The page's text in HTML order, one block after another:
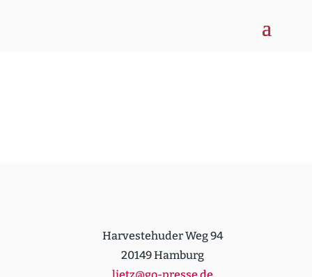
Harvestehuder Weg 94
20149 Hamburg